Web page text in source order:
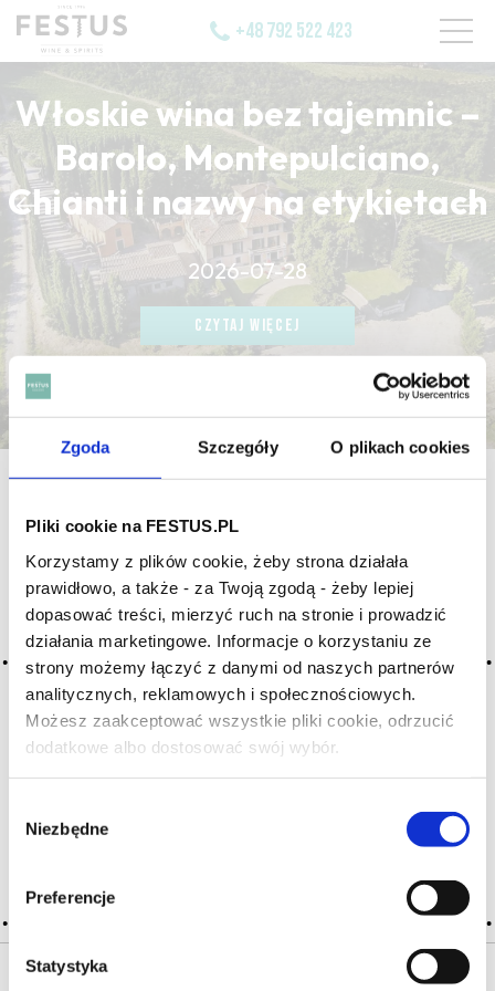
Zgoda Szczegóły O plikach cookies
Pliki cookie na FESTUS.PL
Korzystamy z plików cookie, żeby strona działała
prawidłowo, a także - za Twoją zgodą - żeby lepiej
dopasować treści, mierzyć ruch na stronie i prowadzić
działania marketingowe. Informacje o korzystaniu ze
strony możemy łączyć z danymi od naszych partnerów
analitycznych, reklamowych i społecznościowych.
Możesz zaakceptować wszystkie pliki cookie, odrzucić
dodatkowe albo dostosować swój wybór.
zgody
Niezbędne
Preferencje
Statystyka
Czy masz ukończone 18 lat?
+48 792 522 423
Włoskie wina bez tajemnic –
Barolo, Montepulciano,
Chianti i nazwy na etykietach
2026-07-28
CZYTAJ WIĘCEJ
CZYTAJ WIĘCEJ
CZYTAJ WIĘCEJ
strona główna / fluide
Archiwum wpisów tagu: fluide
potoczyste, łatwe w piciu
2016-05-10
słowo określające wino łatwe, delikatne i przyjemne w piciu,
bez ściągającego charakteru i z właściwą proporcją między
orzeźwiającą kwasowością a słodkością niepowodującą
jego ciężkości; w odniesieniu do tekstury określa wino trochę
rozcieńczone, ale nieco bardziej gęste niż wodniste;